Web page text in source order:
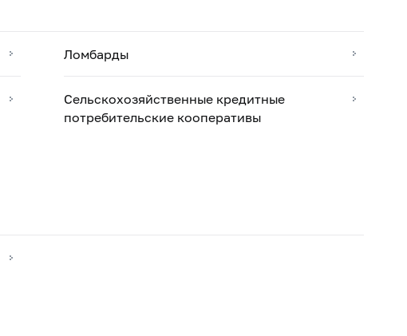
Ломбарды
Сельскохозяйственные кредитные
потребительские кооперативы